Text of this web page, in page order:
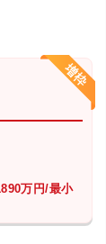
万円/最小